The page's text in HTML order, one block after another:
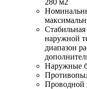
наружной
диапазон
Наружные
Проводной